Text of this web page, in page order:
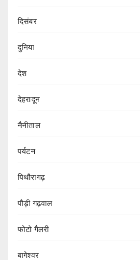
दिसंबर
दुनिया
देश
देहरादून
नैनीताल
पर्यटन
पिथौरागढ़
पौड़ी गढ़वाल
फोटो गैलरी
बागेश्वर